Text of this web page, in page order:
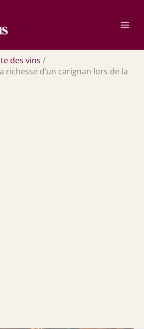
des vins
richesse d’un carignan lors de la